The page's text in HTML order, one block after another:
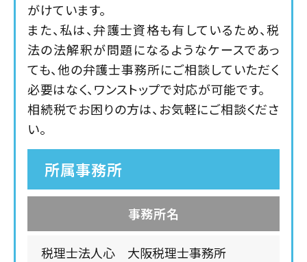
がけています。
また、私は、弁護士資格も有しているため、税
法の法解釈が問題になるようなケースであっ
ても、他の弁護士事務所にご相談していただく
必要はなく、ワンストップで対応が可能です。
相続税でお困りの方は、お気軽にご相談くださ
い。
所属事務所
事務所名
税理士法人心 大阪税理士事務所